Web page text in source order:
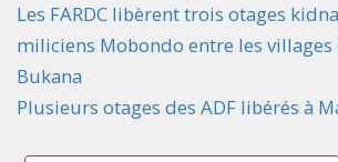
Les FARDC libèrent trois otages
miliciens Mobondo entre les villages
Bukana
Plusieurs otages des ADF libérés à